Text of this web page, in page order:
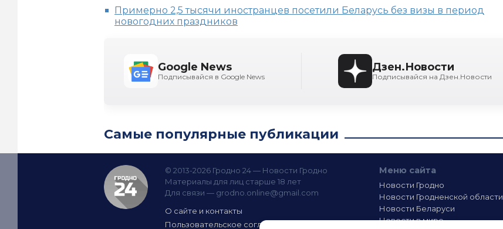
Примерно 2,5 тысячи иностранцев посетили Беларусь без визы в период
новогодних праздников
Google News
Подписывайся в Google News
Дзен.Новости
Подписывайся на Дзен.Новости
Самые популярные публикации
© 2013-2026 Гродно 24 — Новости Гродно
Материалы для лиц старше 18 лет
Для связи — grodno.online@gmail.com
О сайте и контакты
Пользовательское соглашение
Меню сайта
Новости Гродно
Новости Гродненской области
Новости Беларуси
Новости в мире